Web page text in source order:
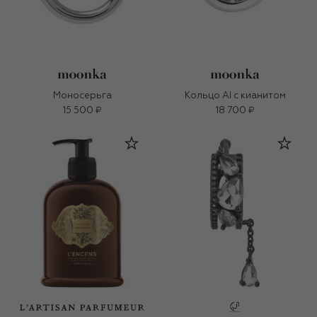
Моносерьга
15 500 ₽
Кольцо AI с кианитом
18 700 ₽